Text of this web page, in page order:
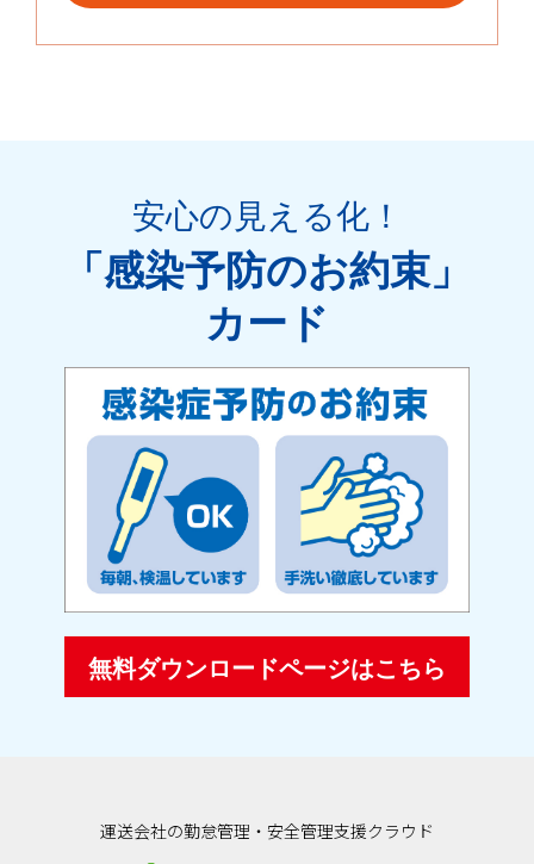
安心の見える化！
「感染予防のお約束」
カード
無料ダウンロードページはこちら
運送会社の勤怠管理・安全管理支援クラウド